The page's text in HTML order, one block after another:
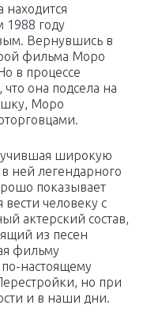
находится
1988 году
Вернувшись в
фильма Моро
в процессе
она подсела на
Моро
широкую
ней легендарного
показывает
человеку с
актерский состав,
из песен
фильму
настоящему
но при
и в наши дни.